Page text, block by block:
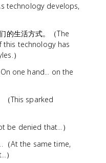
technology develops,
的生活方式。（The
technology has
）
one hand... on the
This sparked
be denied that...）
（At the same time,